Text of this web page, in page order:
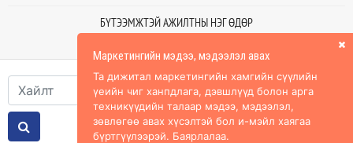
БҮТЭЭМЖТЭЙ АЖИЛТНЫ НЭГ ӨДӨР
Маркетингийн мэдээ, мэдээлэл авах
Та дижитал маркетингийн хамгийн сүүлийн
үеийн чиг ханпдлага, дэвшлүүд болон арга
техникүүдийн талаар мэдээ, мэдээлэл,
зөвлөгөө авах хүсэлтэй бол и-мэйл хаягаа
бүртгүүлээрэй. Баярлалаа.